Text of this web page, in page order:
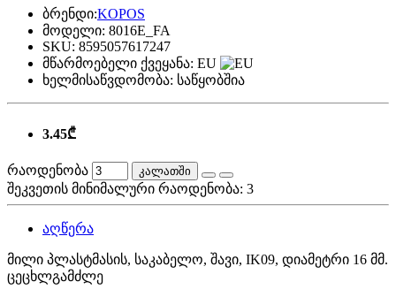
ბრენდი:KOPOS
მოდელი: 8016E_FA
SKU: 8595057617247
მწარმოებელი ქვეყანა: EU
ხელმისაწვდომობა: საწყობშია
3.45₾
რაოდენობა კალათში
შეკვეთის მინიმალური რაოდენობა: 3
აღწერა
მილი პლასტმასის, საკაბელო, შავი, IK09, დიამეტრი 16 მმ.
ცეცხლგამძლე